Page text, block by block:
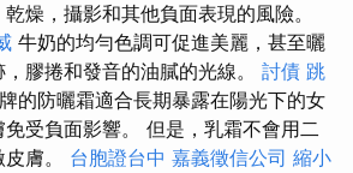
燥，攝影和其他負面表現的風險。
牛奶的均勻色調可促進美麗，甚至曬
膠捲和發音的油膩的光線。 討債 跳
的防曬霜適合長期暴露在陽光下的女
受負面影響。 但是，乳霜不會用二
膚。 台胞證台中 嘉義徵信公司 縮小